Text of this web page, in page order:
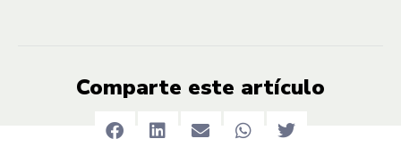
Comparte este artículo